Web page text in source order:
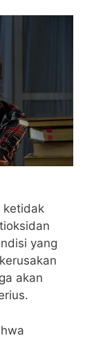
ketidak
yang
akan